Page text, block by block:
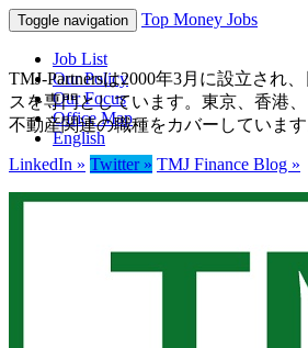
Toggle navigation Top Money Jobs
Job List
Our Policy
Our Focus
Office Map
English
TMJ-Partnersは2000年3月に設立さ
スを専門としています。東京、香港
不動産関連の職種をカバーしています
LinkedIn » Twitter » TMJ Finance Blog »